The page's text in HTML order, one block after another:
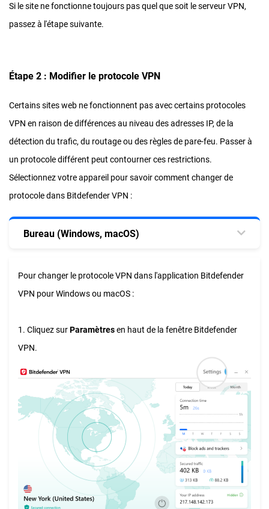
Si le site ne fonctionne toujours pas quel que soit le serveur VPN,
passez à l'étape suivante.
Étape 2 : Modifier le protocole VPN
Certains sites web ne fonctionnent pas avec certains protocoles
VPN en raison de différences au niveau des adresses IP, de la
détection du trafic, du routage ou des règles de pare-feu. Passer à
un protocole différent peut contourner ces restrictions.
Sélectionnez votre appareil pour savoir comment changer de
protocole dans Bitdefender VPN :
Bureau (Windows, macOS)
Pour changer le protocole VPN dans l'application Bitdefender
VPN pour Windows ou macOS :
1. Cliquez surParamètresen haut de la fenêtre Bitdefender
VPN.